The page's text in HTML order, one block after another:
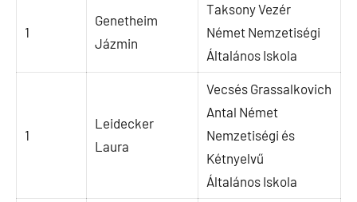
1
Genetheim
Jázmin
Taksony Vezér
Német Nemzetiségi
Általános Iskola
1
Leidecker
Laura
Vecsés Grassalkovich
Antal Német
Nemzetiségi és
Kétnyelvű
Általános Iskola